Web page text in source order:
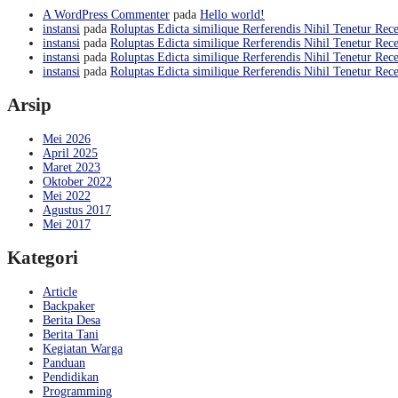
A WordPress Commenter pada Hello world!
instansi pada Roluptas Edicta similique Rerferendis Nihil Tenetur
instansi pada Roluptas Edicta similique Rerferendis Nihil Tenetur
instansi pada Roluptas Edicta similique Rerferendis Nihil Tenetur
instansi pada Roluptas Edicta similique Rerferendis Nihil Tenetur
Arsip
Mei 2026
April 2025
Maret 2023
Oktober 2022
Mei 2022
Agustus 2017
Mei 2017
Kategori
Article
Backpaker
Berita Desa
Berita Tani
Kegiatan Warga
Panduan
Pendidikan
Programming